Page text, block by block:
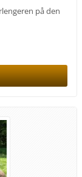
på den